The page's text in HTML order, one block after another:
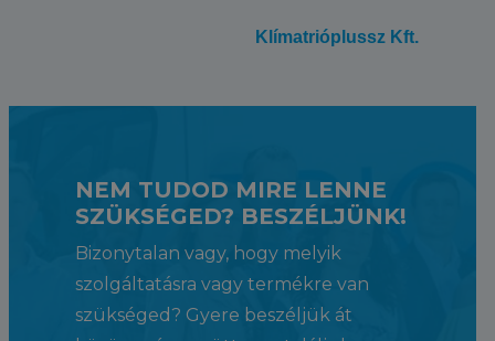
Klímatrióplussz Kft.
NEM TUDOD MIRE LENNE
SZÜKSÉGED? BESZÉLJÜNK!
Bizonytalan vagy, hogy melyik
szolgáltatásra vagy termékre van
szükséged? Gyere beszéljük át